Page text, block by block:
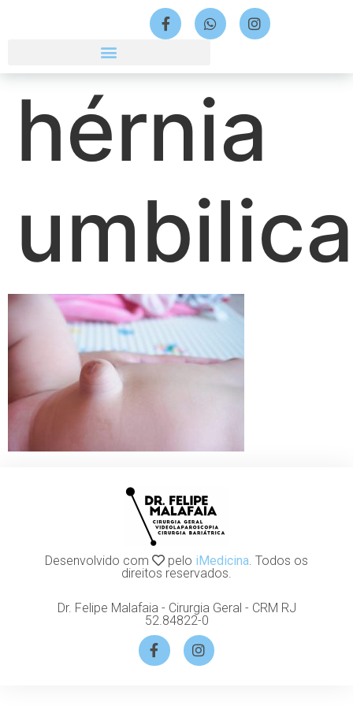
hérnia
Desenvolvido com pelo iMedicina. Todos os
direitos reservados.
Dr. Felipe Malafaia - Cirurgia Geral - CRM RJ
52.84822-0